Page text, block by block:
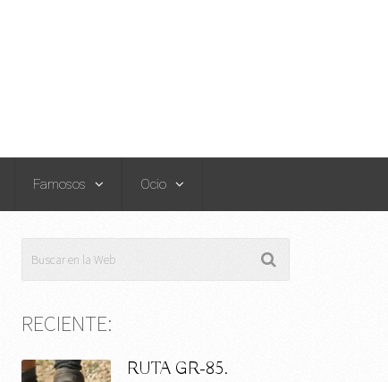
Famosos Ocio
RECIENTE:
RUTA GR-85.